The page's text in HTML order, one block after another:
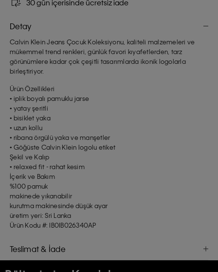
30 gün içerisinde ücretsiz iade
Detay
Calvin Klein Jeans Çocuk Koleksiyonu, kaliteli malzemeleri ve
mükemmel trend renkleri, günlük favori kıyafetlerden, tarz
görünümlere kadar çok çeşitli tasarımlarda ikonik logolarla
birleştiriyor.
Ürün Özellikleri
• iplik boyalı pamuklu jarse
• yatay şeritli
• bisiklet yaka
• uzun kollu
• ribana örgülü yaka ve manşetler
• Göğüste Calvin Klein logolu etiket
Şekil ve Kalıp
• relaxed fit - rahat kesim
İçerik ve Bakım
%100 pamuk
makinede yıkanabilir
kurutma makinesinde düşük ayar
üretim yeri: Sri Lanka
Ürün Kodu #: IB0IB026340AP
Teslimat & İade